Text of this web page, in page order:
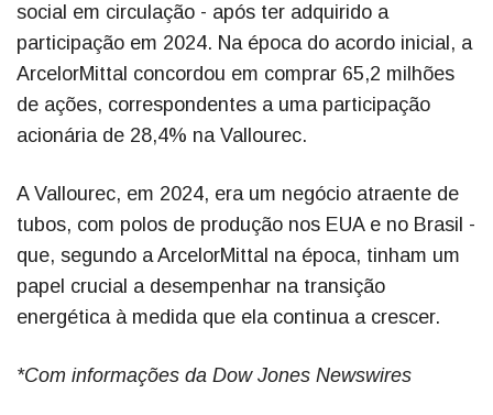
social em circulação - após ter adquirido a
participação em 2024. Na época do acordo inicial, a
ArcelorMittal concordou em comprar 65,2 milhões
de ações, correspondentes a uma participação
acionária de 28,4% na Vallourec.
A Vallourec, em 2024, era um negócio atraente de
tubos, com polos de produção nos EUA e no Brasil -
que, segundo a ArcelorMittal na época, tinham um
papel crucial a desempenhar na transição
energética à medida que ela continua a crescer.
*Com informações da Dow Jones Newswires